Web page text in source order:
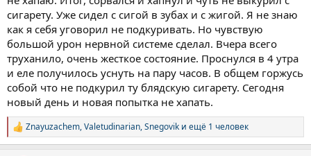
сигарету. Уже сидел с сигой в зубах и с жигой. Я не знаю
как я себя уговорил не подкуривать. Но чувствую
большой урон нервной системе сделал. Вчера всего
труханило, очень жесткое состояние. Проснулся в 4 утра
и еле получилось уснуть на пару часов. В общем горжусь
собой что не подкурил ту блядскую сигарету. Сегодня
новый день и новая попытка не хапать.
Р
е
Znayuzachem,Valetudinarian,Snegovik и ещё 1 человек